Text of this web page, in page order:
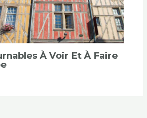
À Voir Et À Faire